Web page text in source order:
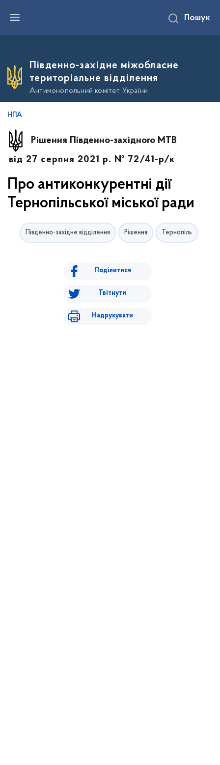
е
о
о
в
о
м
Пошук
Південно-західне міжобласне
територіальне відділення
Антимонопольний комітет України
НПА
Рішення Південно-західного МТВ
від 27 серпня 2021 р. № 72/41-р/к
Про антиконкурентні дії
Тернопільської міської ради
Південно-західне відділення Рішення Тернопіль
Поділитися
Твітнути
Надрукувати